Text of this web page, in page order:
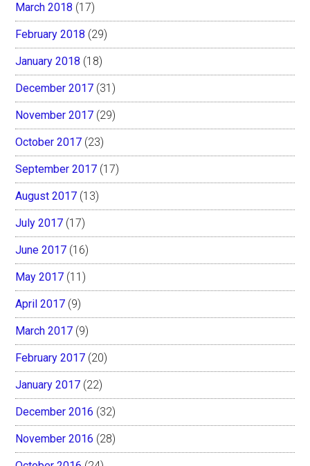
March 2018 (17)
February 2018 (29)
January 2018 (18)
December 2017 (31)
November 2017 (29)
October 2017 (23)
September 2017 (17)
August 2017 (13)
July 2017 (17)
June 2017 (16)
May 2017 (11)
April 2017 (9)
March 2017 (9)
February 2017 (20)
January 2017 (22)
December 2016 (32)
November 2016 (28)